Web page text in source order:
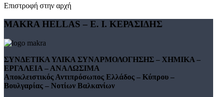
Επιστροφή στην αρχή
MAKRA HELLAS – Ε. Ι. ΚΕΡΑΣΙΔΗΣ
ΣΥΝΔΕΤΙΚΑ ΥΛΙΚΑ ΣΥΝΑΡΜΟΛΟΓΗΣΗΣ – ΧΗΜΙΚΑ –
ΕΡΓΑΛΕΙΑ – ΑΝΑΛΩΣΙΜΑ
Αποκλειστικός Αντιπρόσωπος Ελλάδος – Κύπρου –
Βουλγαρίας – Νοτίων Βαλκανίων